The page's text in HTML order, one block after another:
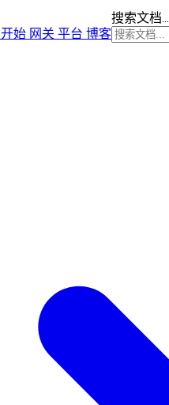
开始 网关 平台 博客
搜索文档...